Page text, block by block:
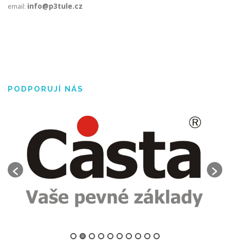
email: info@p3tule.cz
PODPORUJÍ NÁS